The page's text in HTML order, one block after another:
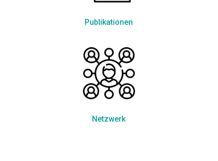
Publikationen
Netzwerk